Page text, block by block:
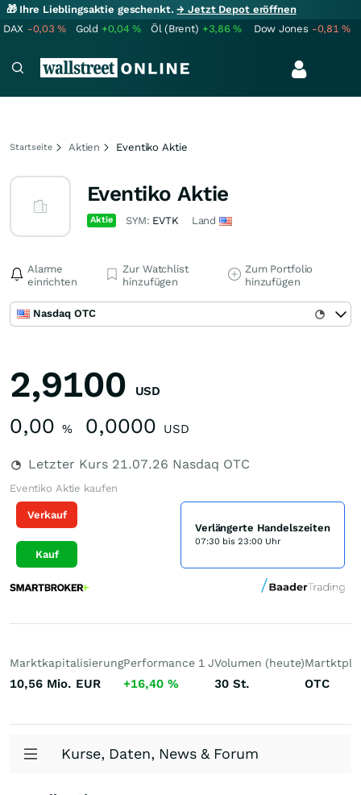
🎁 Ihre Lieblingsaktie geschenkt.→ Jetzt Depot eröffnen
DAX -0,03% Gold +0,04% Öl (Brent) +3,86% Dow Jones -0,81%
Startseite Aktien Eventiko Aktie
Eventiko Aktie
Aktie SYM: EVTK Land
Alarme
einrichten
Zur Watchlist
hinzufügen
Zum Portfolio
hinzufügen
Nasdaq OTC
2,9100 USD
0,00 % 0,0000 USD
Letzter Kurs 21.07.26 Nasdaq OTC
Eventiko Aktie kaufen
Verkauf
Kauf
Verlängerte Handelszeiten
07:30 bis 23:00 Uhr
Marktkapitalisierung
10,56 Mio. EUR
Performance 1 J
+16,40 %
Volumen (heute)
30 St. OTC
Kurse, Daten, News & Forum